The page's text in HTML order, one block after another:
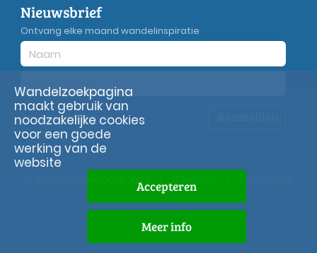
Nieuwsbrief
Ontvang elke maand wandelinspiratie
Privacyverklaring
© Wandelzoekpagina.nl
Wandelzoekpagina
maakt gebruik van
noodzakelijke cookies
voor een goede
werking van de
website
Accepteren
Meer info